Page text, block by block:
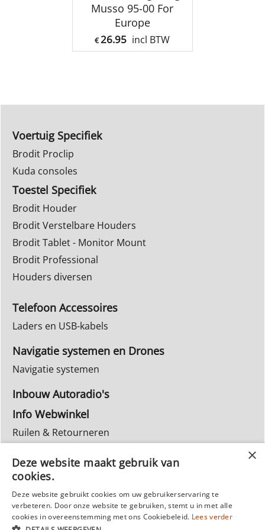
Musso 95-00 For
Europe
€ 26.95 incl BTW
Voertuig Specifiek
Brodit Proclip
Kuda consoles
Toestel Specifiek
Brodit Houder
Brodit Verstelbare Houders
Brodit Tablet - Monitor Mount
Brodit Professional
Houders diversen
Telefoon Accessoires
Laders en USB-kabels
Navigatie systemen en Drones
Navigatie systemen
Inbouw Autoradio's
Info Webwinkel
Ruilen & Retourneren
Reparatie
Deze website maakt gebruik van
cookies.
Deze website gebruikt cookies om uw gebruikerservaring te
verbeteren. Door onze website te gebruiken, stemt u in met alle
cookies in overeenstemming met ons Cookiebeleid. Lees verder